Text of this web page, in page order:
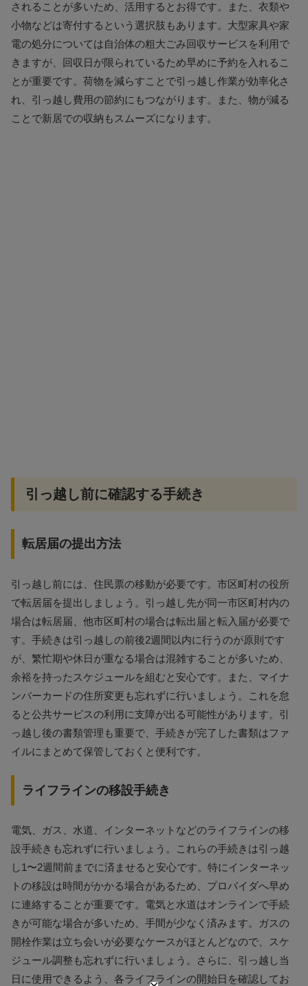
されることが多いため、活用するとお得です。また、衣類や
小物などは寄付するという選択肢もあります。大型家具や家
電の処分については自治体の粗大ごみ回収サービスを利用で
きますが、回収日が限られているため早めに予約を入れるこ
とが重要です。荷物を減らすことで引っ越し作業が効率化さ
れ、引っ越し費用の節約にもつながります。また、物が減る
ことで新居での収納もスムーズになります。
引っ越し前に確認する手続き
転居届の提出方法
引っ越し前には、住民票の移動が必要です。市区町村の役所
で転居届を提出しましょう。引っ越し先が同一市区町村内の
場合は転居届、他市区町村の場合は転出届と転入届が必要で
す。手続きは引っ越しの前後2週間以内に行うのが原則です
が、繁忙期や休日が重なる場合は混雑することが多いため、
余裕を持ったスケジュールを組むと安心です。また、マイナ
ンバーカードの住所変更も忘れずに行いましょう。これを怠
ると公共サービスの利用に支障が出る可能性があります。引
っ越し後の書類管理も重要で、手続きが完了した書類はファ
イルにまとめて保管しておくと便利です。
ライフラインの移設手続き
電気、ガス、水道、インターネットなどのライフラインの移
設手続きも忘れずに行いましょう。これらの手続きは引っ越
し1〜2週間前までに済ませると安心です。特にインターネッ
トの移設は時間がかかる場合があるため、プロバイダへ早め
に連絡することが重要です。電気と水道はオンラインで手続
きが可能な場合が多いため、手間が少なく済みます。ガスの
開栓作業は立ち会いが必要なケースがほとんどなので、スケ
ジュール調整も忘れずに行いましょう。さらに、引っ越し当
日に使用できるよう、各ライフラインの開始日を確認してお